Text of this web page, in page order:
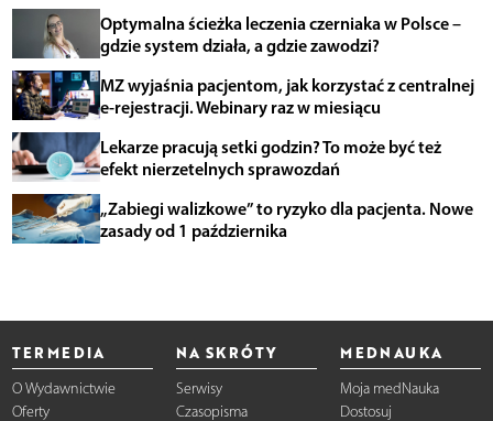
Optymalna ścieżka leczenia czerniaka w Polsce –
gdzie system działa, a gdzie zawodzi?
MZ wyjaśnia pacjentom, jak korzystać z centralnej
e-rejestracji. Webinary raz w miesiącu
Lekarze pracują setki godzin? To może być też
efekt nierzetelnych sprawozdań
„Zabiegi walizkowe” to ryzyko dla pacjenta. Nowe
zasady od 1 października
TERMEDIA
O Wydawnictwie
Oferty
NA SKRÓTY
Serwisy
Czasopisma
MEDNAUKA
Moja medNauka
Dostosuj